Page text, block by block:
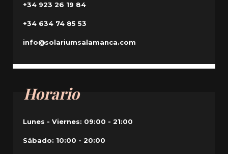
+34 923 26 19 84
+34 634 74 85 53
info@solariumsalamanca.com
Horario
Lunes - Viernes: 09:00 - 21:00
Sábado: 10:00 - 20:00